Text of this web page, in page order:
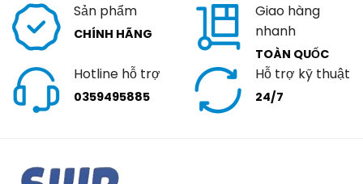
Sản phẩm
CHÍNH HÃNG
Giao hàng
nhanh
TOÀN QUỐC
Hotline hỗ trợ
0359495885
Hỗ trợ kỹ thuật
24/7